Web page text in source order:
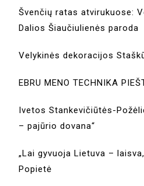
Švenčių ratas atvirukuose:
Dalios Šiaučiulienės paroda
Velykinės dekoracijos
EBRU MENO TECHNIKA
Ivetos Stankevičiūtės-
– pajūrio dovana“
„Lai gyvuoja Lietuva –
Popietė